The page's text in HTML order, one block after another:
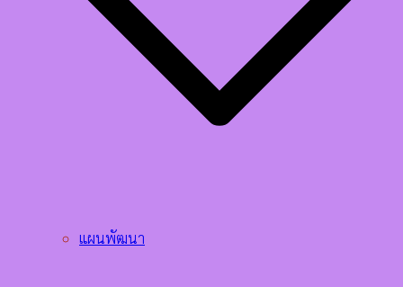
แผนพัฒนา